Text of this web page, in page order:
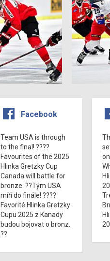
Facebook
Team USA is through
to the final! ????
Favourites of the 2025
Hlinka Gretzky Cup
Canada will battle for
bronze. ??Tým USA
míří do finále! ????
Favorité Hlinka Gretzky
Cupu 2025 z Kanady
budou bojovat o bronz.
??